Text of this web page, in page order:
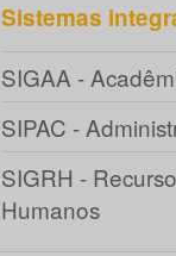
Sistemas
SIGAA -
SIPAC -
SIGRH -
Humanos